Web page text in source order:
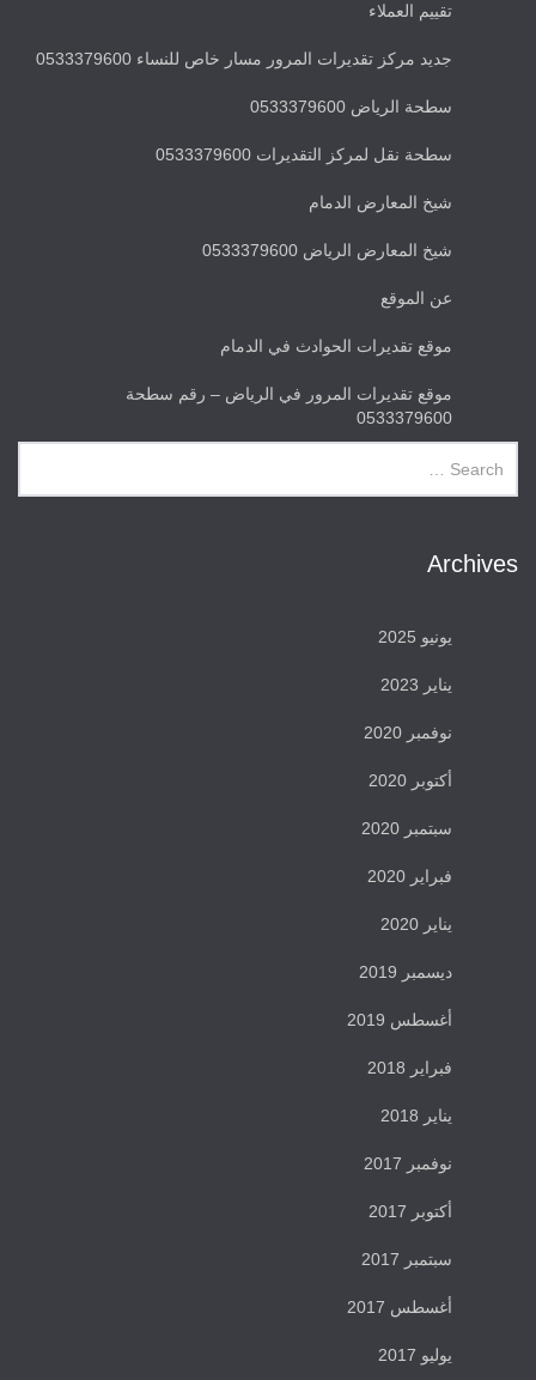
تقييم العملاء
جديد مركز تقديرات المرور مسار خاص للنساء 0533379600
سطحة الرياض 0533379600
سطحة نقل لمركز التقديرات 0533379600
شيخ المعارض الدمام
شيخ المعارض الرياض 0533379600
عن الموقع
موقع تقديرات الحوادث في الدمام
موقع تقديرات المرور في الرياض – رقم سطحة
0533379600
Archives
يونيو 2025
يناير 2023
نوفمبر 2020
أكتوبر 2020
سبتمبر 2020
فبراير 2020
يناير 2020
ديسمبر 2019
أغسطس 2019
فبراير 2018
يناير 2018
نوفمبر 2017
أكتوبر 2017
سبتمبر 2017
أغسطس 2017
يوليو 2017